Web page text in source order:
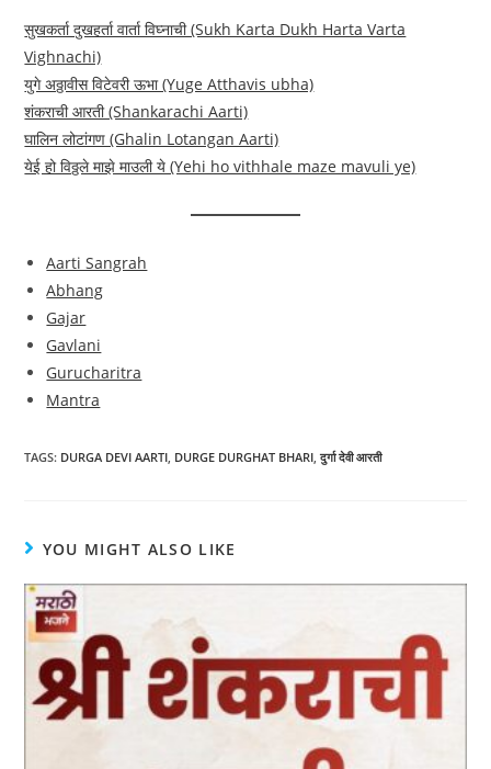
सुखकर्ता दुखहर्ता वार्ता विघ्नाची (Sukh Karta Dukh Harta Varta
Vighnachi)
युगे अठ्ठावीस विटेवरी ऊभा (Yuge Atthavis ubha)
शंकराची आरती (Shankarachi Aarti)
घालिन लोटांगण (Ghalin Lotangan Aarti)
येई हो विठ्ठले माझे माउली ये (Yehi ho vithhale maze mavuli ye)
Aarti Sangrah
Abhang
Gajar
Gavlani
Gurucharitra
Mantra
TAGS: DURGA DEVI AARTI, DURGE DURGHAT BHARI, दुर्गा देवी आरती
YOU MIGHT ALSO LIKE